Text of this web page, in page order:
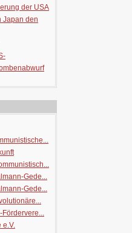
der USA
Japan den
Gede...
Gede...
Fördervere...
e.V.